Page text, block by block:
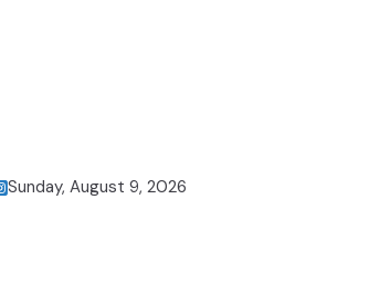
Sunday, August 9, 2026